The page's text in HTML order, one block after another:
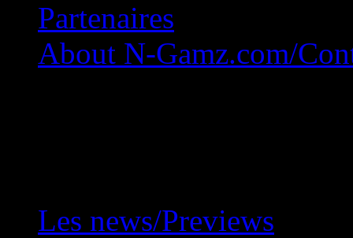
Partenaires
About N-Gamz.com/
Les news/Previews